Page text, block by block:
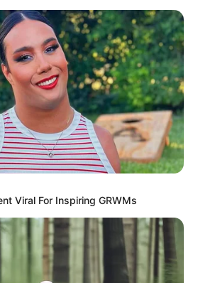
Viral For Inspiring GRWMs